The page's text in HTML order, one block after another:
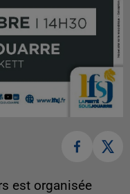
est organisée